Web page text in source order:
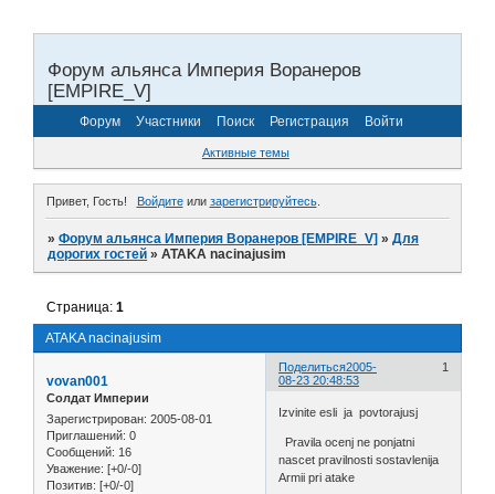
Форум альянса Империя Воранеров
[EMPIRE_V]
Форум Участники Поиск Регистрация Войти
Активные темы
Привет, Гость! Войдитеили зарегистрируйтесь.
»Форум альянса Империя Воранеров [EMPIRE_V] »Для
дорогих гостей »ATAKA nacinajusim
ATAKA nacinajusim
Страница:1
Поделиться 1
2005-
08-23 20:48:53
vovan001
Солдат Империи
Зарегистрирован: 2005-08-01
Приглашений: 0
Сообщений: 16
Уважение: [+0/-0]
Позитив: [+0/-0]
Izvinite esli ja povtorajusj
Pravila ocenj ne ponjatni
nascet pravilnosti sostavlenija
Armii pri atake